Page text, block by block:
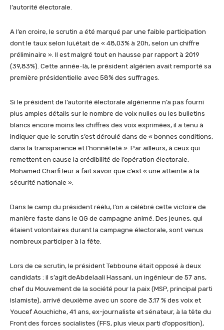
l’autorité électorale.
A l’en croire, le scrutin a été marqué par une faible participation
dont le taux selon lui,était de « 48,03% à 20h, selon un chiffre
préliminaire » . Il est malgré tout en hausse par rapport à 2019
(39,83%). Cette année-là, le président algérien avait remporté sa
première présidentielle avec 58% des suffrages.
Si le président de l’autorité électorale algérienne n’a pas fourni
plus amples détails sur le nombre de voix nulles ou les bulletins
blancs encore moins les chiffres des voix exprimées, il a tenu à
indiquer que le scrutin s’est déroulé dans de « bonnes conditions,
dans la transparence et l’honnêteté ». Par ailleurs, à ceux qui
remettent en cause la crédibilité de l’opération électorale,
Mohamed Charfi leur a fait savoir que c’est « une atteinte à la
sécurité nationale ».
Dans le camp du président réélu, l’on a célébré cette victoire de
manière faste dans le QG de campagne animé. Des jeunes, qui
étaient volontaires durant la campagne électorale, sont venus
nombreux participer à la fête.
Lors de ce scrutin, le président Tebboune était opposé à deux
candidats : il s’agit deAbdelaali Hassani, un ingénieur de 57 ans,
chef du Mouvement de la société pour la paix (MSP, principal parti
islamiste), arrivé deuxième avec un score de 3,17 % des voix et
Youcef Aouchiche, 41 ans, ex-journaliste et sénateur, à la tête du
Front des forces socialistes (FFS, plus vieux parti d’opposition),